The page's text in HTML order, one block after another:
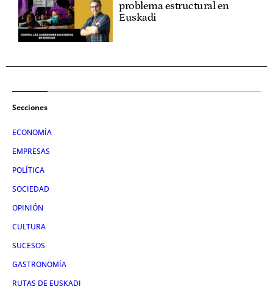
problema estructural en
Euskadi
Secciones
ECONOMÍA
EMPRESAS
POLÍTICA
SOCIEDAD
OPINIÓN
CULTURA
SUCESOS
GASTRONOMÍA
RUTAS DE EUSKADI